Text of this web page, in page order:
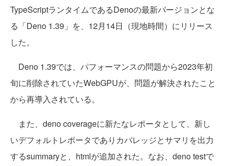
TypeScriptランタイムであるDenoの最新バージョンとな
る「Deno 1.39」を、12月14日（現地時間）にリリース
した。
Deno 1.39では、パフォーマンスの問題から2023年初
旬に削除されていたWebGPUが、問題が解決されたこと
から再導入されている。
また、deno coverageに新たなレポータとして、新し
いデフォルトレポータでありカバレッジとサマリを出力
するsummaryと、htmlが追加された。なお、deno testで